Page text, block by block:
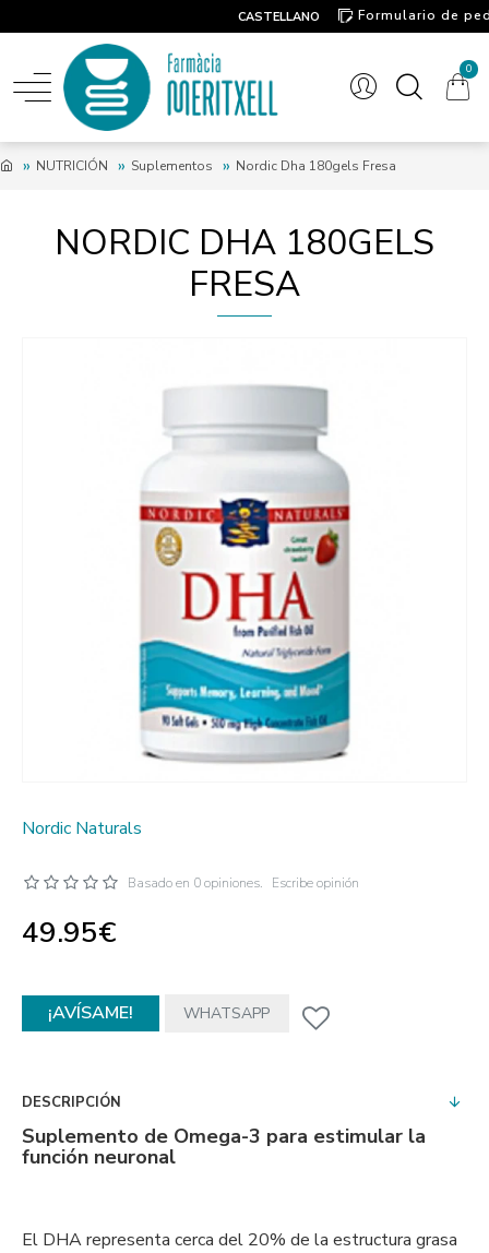
CASTELLANO
Formulario de
0
NUTRICIÓN Suplementos Nordic Dha 180gels Fresa
NORDIC DHA 180GELS
FRESA
Nordic Naturals
Basado en 0 opiniones. Escribe opinión
49.95€
¡AVÍSAME! WHATSAPP
DESCRIPCIÓN
Suplemento de Omega-3 para estimular la
función neuronal
El DHA representa cerca del 20% de la estructura grasa